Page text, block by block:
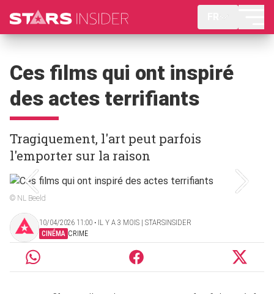
Ces films qui ont inspiré
des actes terrifiants
Tragiquement, l'art peut parfois
l'emporter sur la raison
© NL Beeld
10/04/2026 11:00 ‧ IL Y A 3 MOIS | STARSINSIDER
CINÉMA CRIME